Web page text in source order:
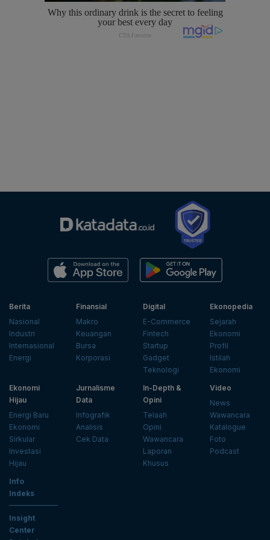
Berita
Nasional
Industri
Internasional
Energi
Finansial
Makro
Keuangan
Bursa
Korporasi
Digital
E-Commerce
Fintech
Startup
Gadget
Teknologi
Ekonopedia
Sejarah
Ekonomi
Profil
Istilah
Ekonomi
Ekonomi
Hijau
Energi Baru
Ekonomi
Sirkular
Investasi
Hijau
Jurnalisme
Data
Infografik
Analisis
Cek Data
In-Depth &
Opini
Telaah
Opini
Wawancara
Laporan
Khusus
Video
News
Wawancara
Katalogue
Foto
Podcast
Info
Indeks
Insight
Center